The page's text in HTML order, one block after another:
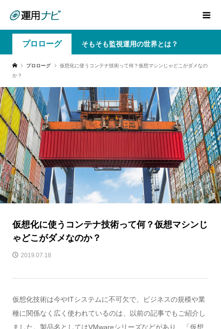
プロローグ そもそも監視運用の世界とは？
プロローグ
仮想化に使うコンテナ技術って何？仮想マシンじゃどこがダメなの
か？
仮想化に使うコンテナ技術って何？仮想マシンじ
ゃどこがダメなのか？
2019.07.18
仮想化技術は今やITシステムに不可欠で、ビジネスの規模や業
種に関係なく広く使われているのは、以前の記事でもご紹介し
ました。製品名としてはVMwareシリーズなどがあり、「仮想